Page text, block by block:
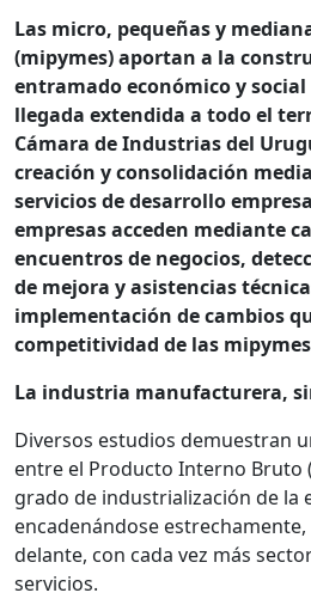
Las micro, pequeñas y
(mipymes) aportan a la
entramado económico y
llegada extendida a todo el
Cámara de Industrias del
creación y consolidación
servicios de desarrollo
empresas acceden mediante
encuentros de negocios,
de mejora y asistencias
implementación de cambios
competitividad de las
La industria manufacturera,
Diversos estudios demuestran
entre el Producto Interno Bruto
grado de industrialización de la
encadenándose
delante, con cada vez más
servicios.